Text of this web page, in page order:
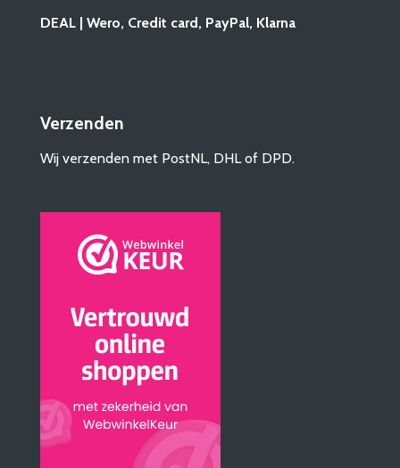
DEAL | Wero, Credit card, PayPal, Klarna
Verzenden
Wij verzenden met PostNL, DHL of DPD.